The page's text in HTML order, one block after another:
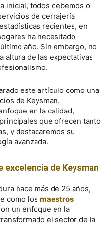
inicial, todos debemos o
de cerrajería
recientes, en
ha necesitado
año. Sin embargo, no
altura de las expectativas
este artículo como una
de Keysman.
en la calidad,
que ofrecen tanto
y destacaremos su
avanzada.
de Keysman
hace más de 25 años,
como los maestros
un enfoque en la
el sector de la